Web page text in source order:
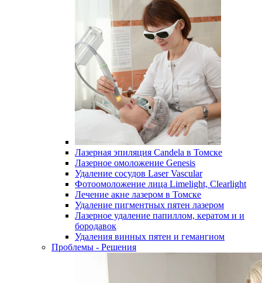
Лазерная эпиляция Candela в Томске
Лазерное омоложение Genesis
Удаление сосудов Laser Vascular
Фотоомоложение лица Limelight, Clearlight
Лечение акне лазером в Томске
Удаление пигментных пятен лазером
Лазерное удаление папиллом, кератом и и
бородавок
Удаления винных пятен и гемангиом
Проблемы - Решения